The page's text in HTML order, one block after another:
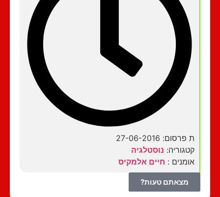
ת פרסום: 27-06-2016
קטגוריה:נוסטלגיה
אומנים :חיים אלמקיס
מצאתם טעות?